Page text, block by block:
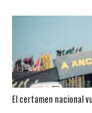
El certamen nacional